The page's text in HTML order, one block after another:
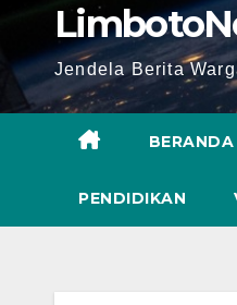
Jendela Berita
BERANDA
PENDIDIKAN